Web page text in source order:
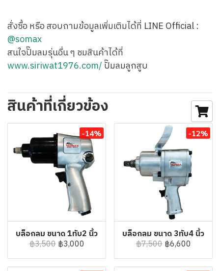
สั่งซื้อ หรือ สอบถามข้อมูลเพิ่มเติมได้ที่ LINE Official :
@somax
สนใจปั๊มลมรุ่นอื่น ๆ ชมสินค้าได้ที่
www.siriwat1976.com/ ปั๊มลมลูกสูบ
สินค้าที่เกี่ยวข้อง
-14%
บล็อกลม ขนาด 1ทับ2 นิ้ว
฿3,500 ฿3,000
-12%
บล็อกลม ขนาด 3ทับ4 นิ้ว
฿7,500 ฿6,600